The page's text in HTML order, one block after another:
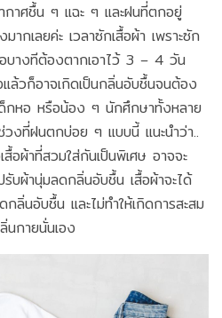
าศชื้น ๆ แฉะ ๆ และฝนที่ตกอยู่
กเลยค่ะ เวลาซักเสื้อผ้า เพราะซัก
บางทีต้องตากเอาไว้ 3 – 4 วัน
วก็อาจเกิดเป็นกลิ่นอับชื้นจนต้อง
ด็กหอ หรือน้อง ๆ นักศึกษาทั้งหลาย
วงที่ฝนตกบ่อย ๆ แบบนี้ แนะนำว่า..
อผ้าที่สวมใส่กันเป็นพิเศษ อาจจะ
บผ้านุ่มลดกลิ่นอับชื้น เสื้อผ้าจะได้
ลิ่นอับชื้น และไม่ทำให้เกิดการสะสม
นกายนั่นเอง